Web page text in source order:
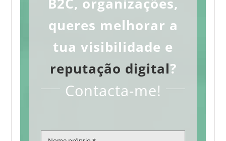
queres melhorar a
tua visibilidade e
reputação digital?
Contacta-me!